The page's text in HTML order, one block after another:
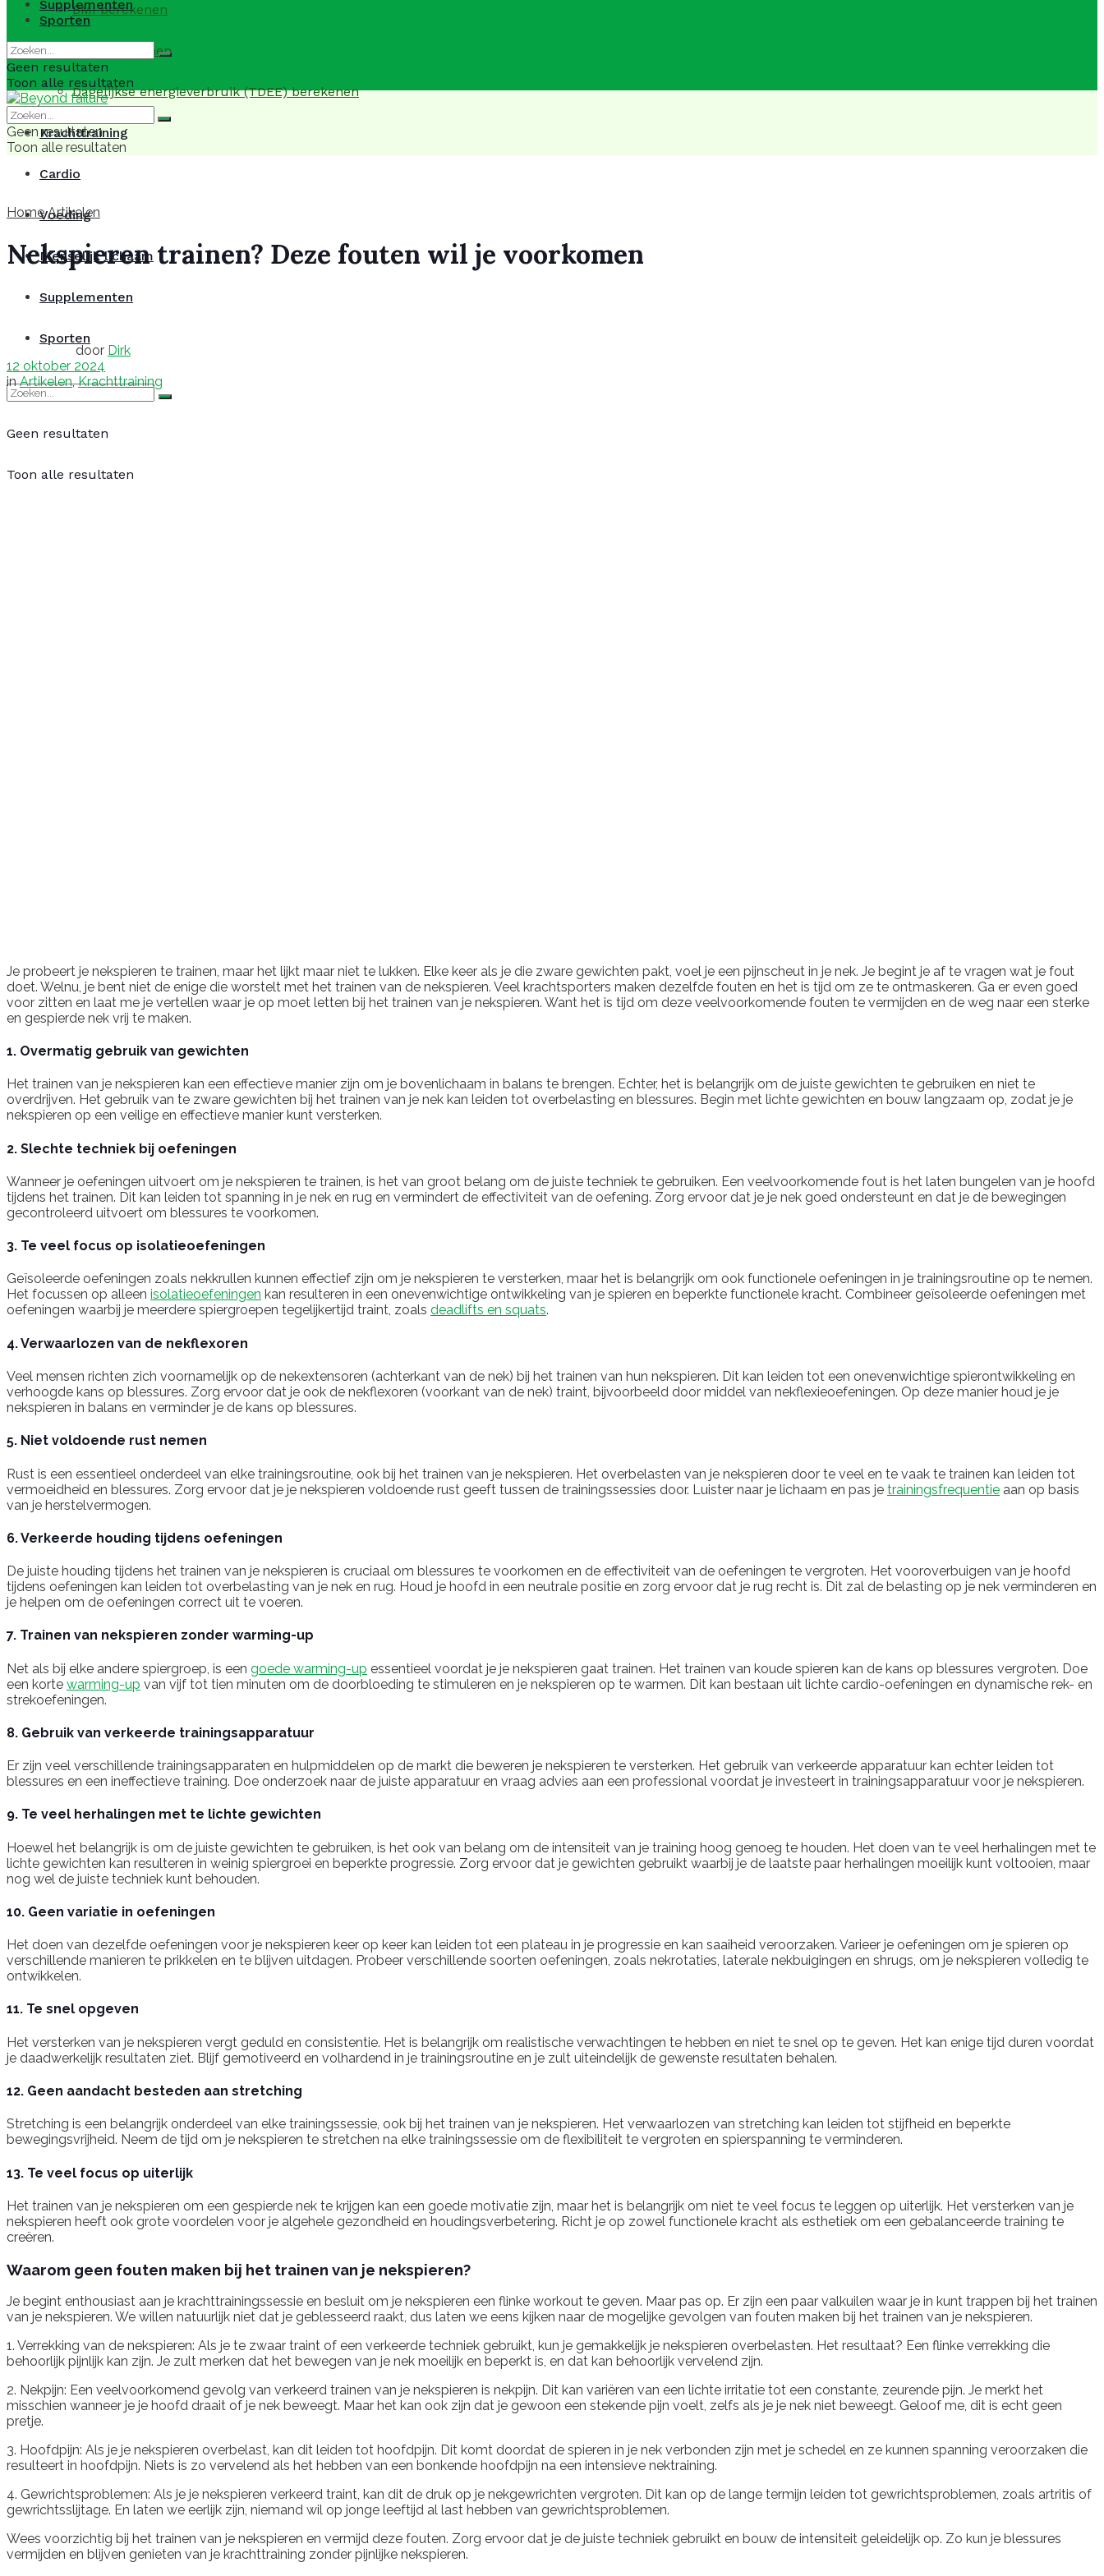
BMI berekenen
BMR berekenen
Dagelijkse energieverbruik (TDEE) berekenen
Krachttraining
Cardio
Voeding
Menselijk lichaam
Supplementen
Sporten
Geen resultaten
Toon alle resultaten
Supplementen
Sporten
Geen resultaten
Toon alle resultaten
Geen resultaten
Toon alle resultaten
Home Artikelen
Nekspieren trainen? Deze fouten wil je voorkomen
door Dirk
12 oktober 2024
in Artikelen,Krachttraining
Je probeert je nekspieren te trainen, maar het lijkt maar niet te lukken. Elke keer als je die zware gewichten pakt, voel je een pijnscheut in je nek. Je begint je af te vragen wat je fout
doet. Welnu, je bent niet de enige die worstelt met het trainen van de nekspieren. Veel krachtsporters maken dezelfde fouten en het is tijd om ze te ontmaskeren. Ga er even goed
voor zitten en laat me je vertellen waar je op moet letten bij het trainen van je nekspieren. Want het is tijd om deze veelvoorkomende fouten te vermijden en de weg naar een sterke
en gespierde nek vrij te maken.
1. Overmatig gebruik van gewichten
Het trainen van je nekspieren kan een effectieve manier zijn om je bovenlichaam in balans te brengen. Echter, het is belangrijk om de juiste gewichten te gebruiken en niet te
overdrijven. Het gebruik van te zware gewichten bij het trainen van je nek kan leiden tot overbelasting en blessures. Begin met lichte gewichten en bouw langzaam op, zodat je je
nekspieren op een veilige en effectieve manier kunt versterken.
2. Slechte techniek bij oefeningen
Wanneer je oefeningen uitvoert om je nekspieren te trainen, is het van groot belang om de juiste techniek te gebruiken. Een veelvoorkomende fout is het laten bungelen van je hoofd
tijdens het trainen. Dit kan leiden tot spanning in je nek en rug en vermindert de effectiviteit van de oefening. Zorg ervoor dat je je nek goed ondersteunt en dat je de bewegingen
gecontroleerd uitvoert om blessures te voorkomen.
3. Te veel focus op isolatieoefeningen
Geïsoleerde oefeningen zoals nekkrullen kunnen effectief zijn om je nekspieren te versterken, maar het is belangrijk om ook functionele oefeningen in je trainingsroutine op te nemen.
Het focussen op alleen isolatieoefeningen kan resulteren in een onevenwichtige ontwikkeling van je spieren en beperkte functionele kracht. Combineer geïsoleerde oefeningen met
oefeningen waarbij je meerdere spiergroepen tegelijkertijd traint, zoals deadlifts en squats.
4. Verwaarlozen van de nekflexoren
Veel mensen richten zich voornamelijk op de nekextensoren (achterkant van de nek) bij het trainen van hun nekspieren. Dit kan leiden tot een onevenwichtige spierontwikkeling en
verhoogde kans op blessures. Zorg ervoor dat je ook de nekflexoren (voorkant van de nek) traint, bijvoorbeeld door middel van nekflexieoefeningen. Op deze manier houd je je
nekspieren in balans en verminder je de kans op blessures.
5. Niet voldoende rust nemen
Rust is een essentieel onderdeel van elke trainingsroutine, ook bij het trainen van je nekspieren. Het overbelasten van je nekspieren door te veel en te vaak te trainen kan leiden tot
vermoeidheid en blessures. Zorg ervoor dat je je nekspieren voldoende rust geeft tussen de trainingssessies door. Luister naar je lichaam en pas je trainingsfrequentie aan op basis
van je herstelvermogen.
6. Verkeerde houding tijdens oefeningen
De juiste houding tijdens het trainen van je nekspieren is cruciaal om blessures te voorkomen en de effectiviteit van de oefeningen te vergroten. Het vooroverbuigen van je hoofd
tijdens oefeningen kan leiden tot overbelasting van je nek en rug. Houd je hoofd in een neutrale positie en zorg ervoor dat je rug recht is. Dit zal de belasting op je nek verminderen en
je helpen om de oefeningen correct uit te voeren.
7. Trainen van nekspieren zonder warming-up
Net als bij elke andere spiergroep, is een goede warming-up essentieel voordat je je nekspieren gaat trainen. Het trainen van koude spieren kan de kans op blessures vergroten. Doe
een korte warming-up van vijf tot tien minuten om de doorbloeding te stimuleren en je nekspieren op te warmen. Dit kan bestaan uit lichte cardio-oefeningen en dynamische rek- en
strekoefeningen.
8. Gebruik van verkeerde trainingsapparatuur
Er zijn veel verschillende trainingsapparaten en hulpmiddelen op de markt die beweren je nekspieren te versterken. Het gebruik van verkeerde apparatuur kan echter leiden tot
blessures en een ineffectieve training. Doe onderzoek naar de juiste apparatuur en vraag advies aan een professional voordat je investeert in trainingsapparatuur voor je nekspieren.
9. Te veel herhalingen met te lichte gewichten
Hoewel het belangrijk is om de juiste gewichten te gebruiken, is het ook van belang om de intensiteit van je training hoog genoeg te houden. Het doen van te veel herhalingen met te
lichte gewichten kan resulteren in weinig spiergroei en beperkte progressie. Zorg ervoor dat je gewichten gebruikt waarbij je de laatste paar herhalingen moeilijk kunt voltooien, maar
nog wel de juiste techniek kunt behouden.
10. Geen variatie in oefeningen
Het doen van dezelfde oefeningen voor je nekspieren keer op keer kan leiden tot een plateau in je progressie en kan saaiheid veroorzaken. Varieer je oefeningen om je spieren op
verschillende manieren te prikkelen en te blijven uitdagen. Probeer verschillende soorten oefeningen, zoals nekrotaties, laterale nekbuigingen en shrugs, om je nekspieren volledig te
ontwikkelen.
11. Te snel opgeven
Het versterken van je nekspieren vergt geduld en consistentie. Het is belangrijk om realistische verwachtingen te hebben en niet te snel op te geven. Het kan enige tijd duren voordat
je daadwerkelijk resultaten ziet. Blijf gemotiveerd en volhardend in je trainingsroutine en je zult uiteindelijk de gewenste resultaten behalen.
12. Geen aandacht besteden aan stretching
Stretching is een belangrijk onderdeel van elke trainingssessie, ook bij het trainen van je nekspieren. Het verwaarlozen van stretching kan leiden tot stijfheid en beperkte
bewegingsvrijheid. Neem de tijd om je nekspieren te stretchen na elke trainingssessie om de flexibiliteit te vergroten en spierspanning te verminderen.
13. Te veel focus op uiterlijk
Het trainen van je nekspieren om een gespierde nek te krijgen kan een goede motivatie zijn, maar het is belangrijk om niet te veel focus te leggen op uiterlijk. Het versterken van je
nekspieren heeft ook grote voordelen voor je algehele gezondheid en houdingsverbetering. Richt je op zowel functionele kracht als esthetiek om een gebalanceerde training te
creëren.
Waarom geen fouten maken bij het trainen van je nekspieren?
Je begint enthousiast aan je krachttrainingssessie en besluit om je nekspieren een flinke workout te geven. Maar pas op. Er zijn een paar valkuilen waar je in kunt trappen bij het trainen
van je nekspieren. We willen natuurlijk niet dat je geblesseerd raakt, dus laten we eens kijken naar de mogelijke gevolgen van fouten maken bij het trainen van je nekspieren.
1. Verrekking van de nekspieren: Als je te zwaar traint of een verkeerde techniek gebruikt, kun je gemakkelijk je nekspieren overbelasten. Het resultaat? Een flinke verrekking die
behoorlijk pijnlijk kan zijn. Je zult merken dat het bewegen van je nek moeilijk en beperkt is, en dat kan behoorlijk vervelend zijn.
2. Nekpijn: Een veelvoorkomend gevolg van verkeerd trainen van je nekspieren is nekpijn. Dit kan variëren van een lichte irritatie tot een constante, zeurende pijn. Je merkt het
misschien wanneer je je hoofd draait of je nek beweegt. Maar het kan ook zijn dat je gewoon een stekende pijn voelt, zelfs als je je nek niet beweegt. Geloof me, dit is echt geen
pretje.
3. Hoofdpijn: Als je je nekspieren overbelast, kan dit leiden tot hoofdpijn. Dit komt doordat de spieren in je nek verbonden zijn met je schedel en ze kunnen spanning veroorzaken die
resulteert in hoofdpijn. Niets is zo vervelend als het hebben van een bonkende hoofdpijn na een intensieve nektraining.
4. Gewrichtsproblemen: Als je je nekspieren verkeerd traint, kan dit de druk op je nekgewrichten vergroten. Dit kan op de lange termijn leiden tot gewrichtsproblemen, zoals artritis of
gewrichtsslijtage. En laten we eerlijk zijn, niemand wil op jonge leeftijd al last hebben van gewrichtsproblemen.
Wees voorzichtig bij het trainen van je nekspieren en vermijd deze fouten. Zorg ervoor dat je de juiste techniek gebruikt en bouw de intensiteit geleidelijk op. Zo kun je blessures
vermijden en blijven genieten van je krachttraining zonder pijnlijke nekspieren.